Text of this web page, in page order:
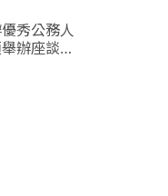
秀公務人
辦座談會